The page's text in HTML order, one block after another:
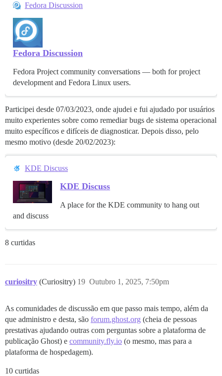
Fedora Discussion
Fedora Discussion
Fedora Project community conversations — both for project
development and Fedora Linux users.
Participei desde 07/03/2023, onde ajudei e fui ajudado por usuários
muito experientes sobre como remediar bugs de sistema operacional
muito específicos e difíceis de diagnosticar. Depois disso, pelo
mesmo motivo (desde 20/02/2023):
KDE Discuss
KDE Discuss
A place for the KDE community to hang out
and discuss
8 curtidas
curiositry (Curiositry) Outubro 1, 2025, 7:50pm
19
As comunidades de discussão em que passo mais tempo, além da
que administro e desta, são forum.ghost.org (cheia de pessoas
prestativas ajudando outras com perguntas sobre a plataforma de
publicação Ghost) e community.fly.io (o mesmo, mas para a
plataforma de hospedagem).
10 curtidas